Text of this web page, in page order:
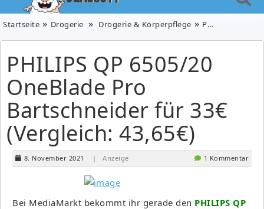
Startseite Drogerie Drogerie & Körperpflege PHILIPS QP 6505/20 OneBlade Pro Bartschneider für 33€ (Vergleich: 43,65€)
PHILIPS QP 6505/20
OneBlade Pro
Bartschneider für 33€
(Vergleich: 43,65€)
8. November 2021 | Anzeige 1 Kommentar
Bei MediaMarkt bekommt ihr gerade den PHILIPS QP